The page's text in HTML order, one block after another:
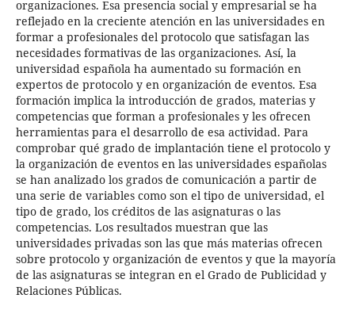
organizaciones. Esa presencia social y empresarial se ha
reflejado en la creciente atención en las universidades en
formar a profesionales del protocolo que satisfagan las
necesidades formativas de las organizaciones. Así, la
universidad española ha aumentado su formación en
expertos de protocolo y en organización de eventos. Esa
formación implica la introducción de grados, materias y
competencias que forman a profesionales y les ofrecen
herramientas para el desarrollo de esa actividad. Para
comprobar qué grado de implantación tiene el protocolo y
la organización de eventos en las universidades españolas
se han analizado los grados de comunicación a partir de
una serie de variables como son el tipo de universidad, el
tipo de grado, los créditos de las asignaturas o las
competencias. Los resultados muestran que las
universidades privadas son las que más materias ofrecen
sobre protocolo y organización de eventos y que la mayoría
de las asignaturas se integran en el Grado de Publicidad y
Relaciones Públicas.